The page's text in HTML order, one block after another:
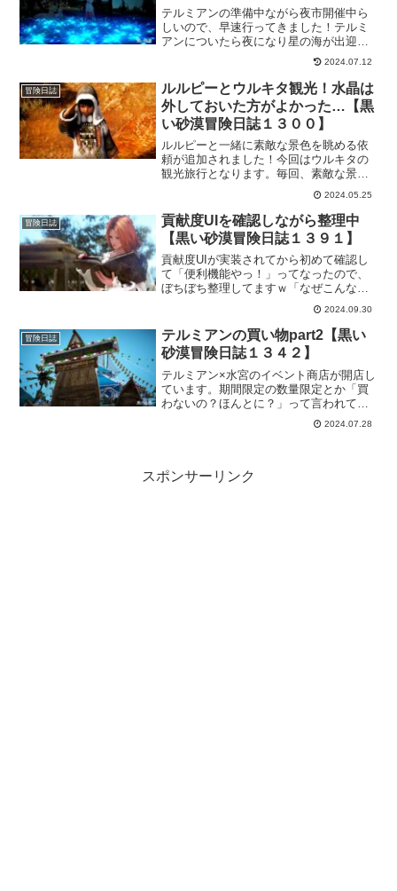
テルミアンの準備中ながら夜市開催中ら
しいので、早速行ってきました！テルミ
アンについたら夜になり星の海が出迎え
てくれて雰囲気がでてますよー。夜市の
方は4つあってそれぞれの特色のある商品
が並んでいるので、お好みのアイテムを
獲得しておきましょー！
2024.07.12
冒険日誌
ルルピーとウルキタ観光！水晶は
外しておいた方がよかった…【黒
い砂漠冒険日誌１３００】
ルルピーと一緒に素敵な景色を眺める依
頼が追加されました！今回はウルキタの
観光旅行となります。毎回、素敵な景色
を見れるのでリマスターモードにして行
ってきました！ウルキタのいい眺めを堪
能して「捕食の精髄」も獲得。貢献度経
験値もかなりもらえるのが嬉しい。
2024.05.25
冒険日誌
貢献度UIを確認しながら整理中
【黒い砂漠冒険日誌１３９１】
貢献度UIが実装されてから初めて確認し
て「便利機能やっ！」ってなったので、
ぼちぼち整理してますｗ「なぜこんなと
ころに？」がいろいろありました。貢献
度も回収しておきたいので、無駄をなく
していきますよー！
2024.09.30
冒険日誌
テルミアンの買い物part2【黒い
砂漠冒険日誌１３４２】
テルミアン×水宮のイベント商店が開店し
ています。期間限定の数量限定とか「買
わないの？ほんとに？」って言われてる
気がして、買うしかないですよねｗと言
っても買いたくなるようなラインナップ
2024.07.28
スポンサーリンク